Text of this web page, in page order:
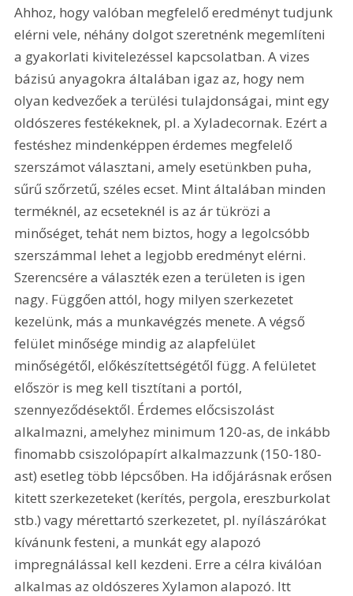
Ahhoz, hogy valóban megfelelő eredményt tudjunk
elérni vele, néhány dolgot szeretnénk megemlíteni
a gyakorlati kivitelezéssel kapcsolatban. A vizes
bázisú anyagokra általában igaz az, hogy nem
olyan kedvezőek a terülési tulajdonságai, mint egy
oldószeres festékeknek, pl. a Xyladecornak. Ezért a
festéshez mindenképpen érdemes megfelelő
szerszámot választani, amely esetünkben puha,
sűrű szőrzetű, széles ecset. Mint általában minden
terméknél, az ecseteknél is az ár tükrözi a
minőséget, tehát nem biztos, hogy a legolcsóbb
szerszámmal lehet a legjobb eredményt elérni.
Szerencsére a választék ezen a területen is igen
nagy. Függően attól, hogy milyen szerkezetet
kezelünk, más a munkavégzés menete. A végső
felület minősége mindig az alapfelület
minőségétől, előkészítettségétől függ. A felületet
először is meg kell tisztítani a portól,
szennyeződésektől. Érdemes előcsiszolást
alkalmazni, amelyhez minimum 120-as, de inkább
finomabb csiszolópapírt alkalmazzunk (150-180-
ast) esetleg több lépcsőben. Ha időjárásnak erősen
kitett szerkezeteket (kerítés, pergola, ereszburkolat
stb.) vagy mérettartó szerkezetet, pl. nyílászárókat
kívánunk festeni, a munkát egy alapozó
impregnálással kell kezdeni. Erre a célra kiválóan
alkalmas az oldószeres Xylamon alapozó. Itt